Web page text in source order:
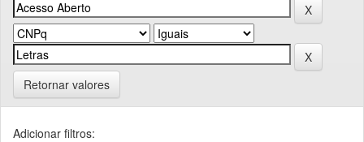
Retornar valores
Adicionar filtros: